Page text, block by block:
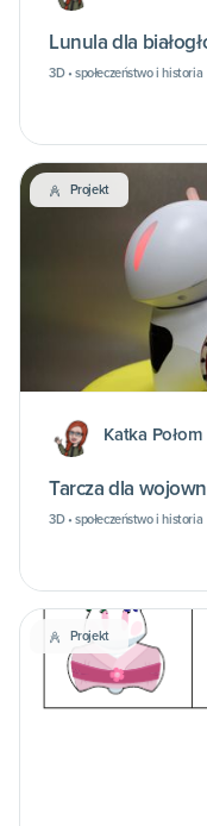
Lunula dla
3D • społeczeństwo i historia
Projekt
Katka Połom
Tarcza dla
3D • społeczeństwo i historia
Projekt